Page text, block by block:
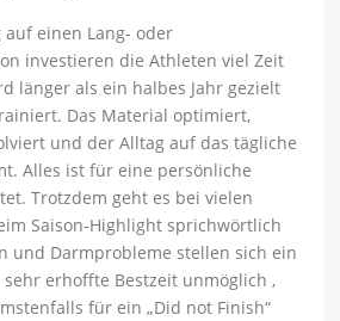
einen Lang- oder
investieren die Athleten viel Zeit
länger als ein halbes Jahr gezielt
Das Material optimiert,
und der Alltag auf das tägliche
Alles ist für eine persönliche
Trotzdem geht es bei vielen
Saison-Highlight sprichwörtlich
und Darmprobleme stellen sich ein
erhoffte Bestzeit unmöglich ,
für ein „Did not Finish“